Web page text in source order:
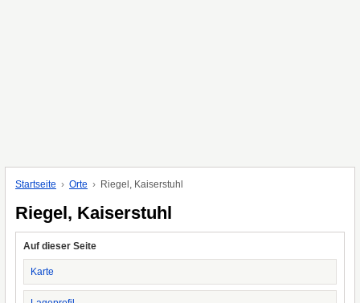
Startseite Orte Riegel, Kaiserstuhl
Riegel, Kaiserstuhl
Auf dieser Seite
Karte